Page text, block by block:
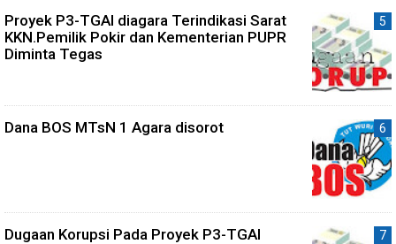
Proyek P3-TGAI diagara Terindikasi Sarat
KKN.Pemilik Pokir dan Kementerian PUPR
Diminta Tegas
Dana BOS MTsN 1 Agara disorot
Dugaan Korupsi Pada Proyek P3-TGAI